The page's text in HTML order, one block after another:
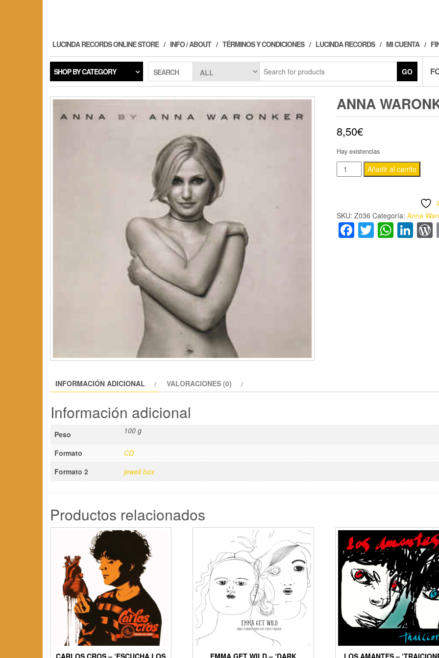
LUCINDA RECORDS ONLINE STORE INFO / ABOUT TÉRMINOS Y CONDICIONES LUCINDA RECORDS MI CUENTA
SHOP BY CATEGORY SEARCH GO
ANNA
8,50€
Hay existencias
ANNA
WARONKER
CD
cantidad
Añadir al carrito
SKU: Z036 Categoría: Anna
Facebook
Twitter
INFORMACIÓN ADICIONAL VALORACIONES (0)
Información adicional
Peso 100 g
Formato
CD
Formato 2
jewell box
Productos relacionados